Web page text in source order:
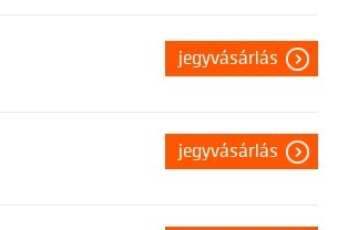
jegyvásárlás
jegyvásárlás